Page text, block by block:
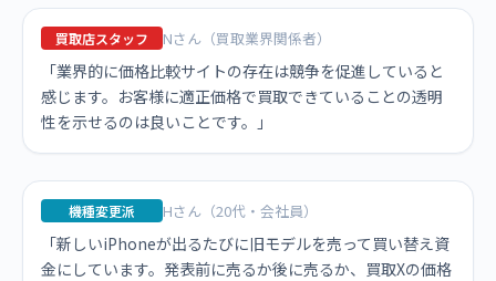
買取店スタッフ Nさん（買取業界関係者）
「業界的に価格比較サイトの存在は競争を促進していると
感じます。お客様に適正価格で買取できていることの透明
性を示せるのは良いことです。」
機種変更派 Hさん（20代・会社員）
「新しいiPhoneが出るたびに旧モデルを売って買い替え資
金にしています。発表前に売るか後に売るか、買取Xの価格